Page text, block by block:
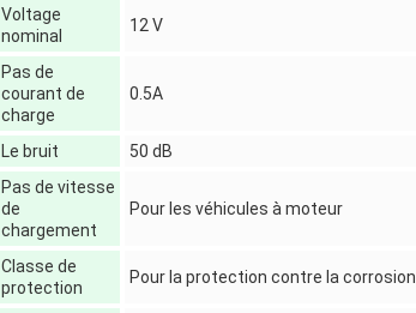
Voltage
nominal
12 V
Pas de
courant de
charge
0.5A
Le bruit
50 dB
Pas de vitesse
de
chargement
Pour les véhicules à moteur
Classe de
protection
Pour la protection contre la corrosion